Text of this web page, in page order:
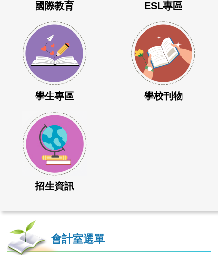
國際教育 ESL專區
學生專區 學校刊物
招生資訊
會計室選單